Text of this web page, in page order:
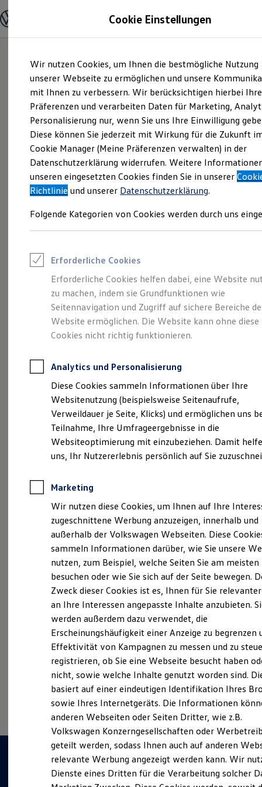
Hauptinhalt
springen
Footer
springen
Modelle und Konfigurator
Modelle vergleichen
Elektroautos
ENERGY Sondermodelle
Nutzfahrzeuge
SUV und CUV
Familienautos
Kombis
Kompaktwagen
Sportwagen
Schnell verfügbare Fahrzeuge
Angebote und Produkte
Aktuelle Angebote
E-Auto-Förderung
Volkswagen Marktplatz
Junge Gebrauchtwagen und Gebrauchtwagen
Saisonangebote
Leasing
Leasing-Angebote
Gebrauchtwagen Leasing
Junge Gebrauchtwagen-Leasing
Elektroauto Leasing
Kleinwagen-Leasing
Leasing ohne Anzahlung
Autokredit mit Schlussrate
Versicherungen und Garantien
Kfz-Versicherung
Restschuldversicherungen
Garantien
Wartungsverträge
Geschäftskunden
Professional Class bei Volkswagen
Großkunden
Behörden
Anpfiff zum Gewinn
Elektroautos
ID. Tutorials
Elektrofahrzeugkonzepte
Reichweite
Reichweite der ID. Modelle
Reichweite im Winter
Laden
Laden unterwegs
Laden Zuhause
Ladezeitensimulator
Batterie
Sicherheit
Garantie und Lebensdauer
Nachhaltigkeit
Technologie
Kosten und Kauf
Verbrauchskosten
Kaufoptionen
E-Auto-Förderung
Software und Konnektivität
Die ID. Software 6
ID. Software Versionen und Updates
Digitale Extras
Schnittstellen zu Ihrem ID.
Eine Spur Extra. Der
neue vollelektrische
ID. Polo
Probefahrt vereinbaren
Fahrzeugangebot anfordern
Serviceanfrage stellen
Cookie Einstellungen
Wir nutzen Cookies, um Ihnen die bestmögliche Nutzung
unserer Webseite zu ermöglichen und unsere
mit Ihnen zu verbessern. Wir berücksichtigen hierbei Ihre
Präferenzen und verarbeiten Daten für Marketing,
Personalisierung nur, wenn Sie uns Ihre Einwilligung
Diese können Sie jederzeit mit Wirkung für die Zukunft
Cookie Manager (Meine Präferenzen verwalten) in der
Datenschutzerklärung widerrufen. Weitere
unseren eingesetzten Cookies finden Sie in unserer
Richtlinie und unserer Datenschutzerklärung.
Folgende Kategorien von Cookies werden durch uns
Erforderliche Cookies
Erforderliche Cookies helfen dabei, eine Website
zu machen, indem sie Grundfunktionen wie
Seitennavigation und Zugriff auf sichere Bereiche
Website ermöglichen. Die Website kann ohne diese
Cookies nicht richtig funktionieren.
Analytics und Personalisierung
Diese Cookies sammeln Informationen über Ihre
Websitenutzung (beispielsweise Seitenaufrufe,
Verweildauer je Seite, Klicks) und ermöglichen uns
Teilnahme, Ihre Umfrageergebnisse in die
Websiteoptimierung mit einzubeziehen. Damit
uns, Ihr Nutzererlebnis persönlich auf Sie
Marketing
Wir nutzen diese Cookies, um Ihnen auf Ihre
zugeschnittene Werbung anzuzeigen, innerhalb und
außerhalb der Volkswagen Webseiten. Diese
sammeln Informationen darüber, wie Sie unsere
nutzen, zum Beispiel, welche Seiten Sie am meisten
besuchen oder wie Sie sich auf der Seite bewegen.
Zweck dieser Cookies ist es, Ihnen für Sie
an Ihre Interessen angepasste Inhalte anzubieten.
werden außerdem dazu verwendet, die
Erscheinungshäufigkeit einer Anzeige zu begrenzen
Effektivität von Kampagnen zu messen und zu
registrieren, ob Sie eine Webseite besucht haben
nicht, sowie welche Inhalte genutzt worden sind.
basiert auf einer eindeutigen Identifikation Ihres
sowie Ihres Internetgeräts. Die Informationen
anderen Webseiten oder Seiten Dritter, wie z.B.
Volkswagen Konzerngesellschaften oder
geteilt werden, sodass Ihnen auch auf anderen
relevante Werbung angezeigt werden kann. Wir
Dienste eines Dritten für die Verarbeitung solcher